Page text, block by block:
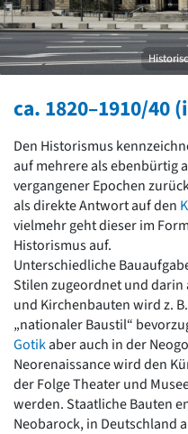
David Chipperfield
Harald Deilmann
Gottfried Böhm
Schneider von Esleben
Auszeichnung
Epochen
Gesamtübersicht...
Gegenwart
Postmoderne
1950er-70er Jahre
Moderne
Reformarchitektur
Jugendstil
Historismus
Klassizismus
Barock
Renaissance
Gotik
Romanik
ca. 1820–1910/40
Den Historismus
auf mehrere als ebenbürtig
vergangener Epochen
als direkte Antwort auf den
vielmehr geht dieser im
Historismus auf.
Unterschiedliche
Stilen zugeordnet und
und Kirchenbauten wird z.
„nationaler Baustil“
Gotikaber auch in der
Neorenaissance wird den
der Folge Theater und
werden. Staatliche Bauten
Neobarock, in Deutschland